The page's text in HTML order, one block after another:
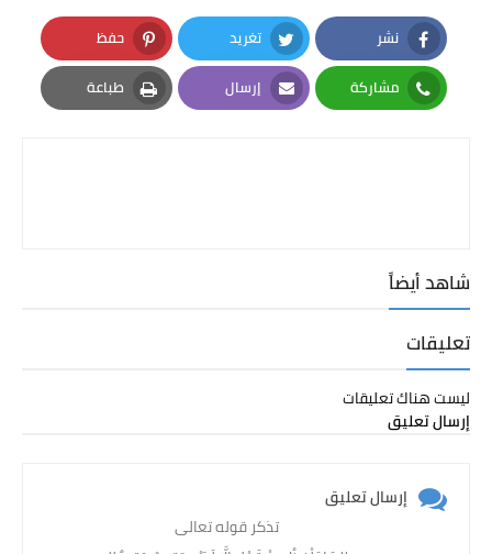
نشر
Facebook
تغريد
Twitter
حفظ
Pinterest
مشاركة
Whatsapp
إرسال
Email
طباعة
Print
شاهد أيضاً
تعليقات
ليست هناك تعليقات
إرسال تعليق
إرسال تعليق
تذكر قوله تعالى